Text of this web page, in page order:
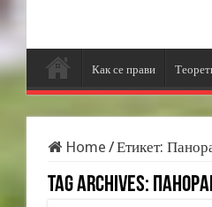
Как се прави
Home /Етикет:
Tag Archives: